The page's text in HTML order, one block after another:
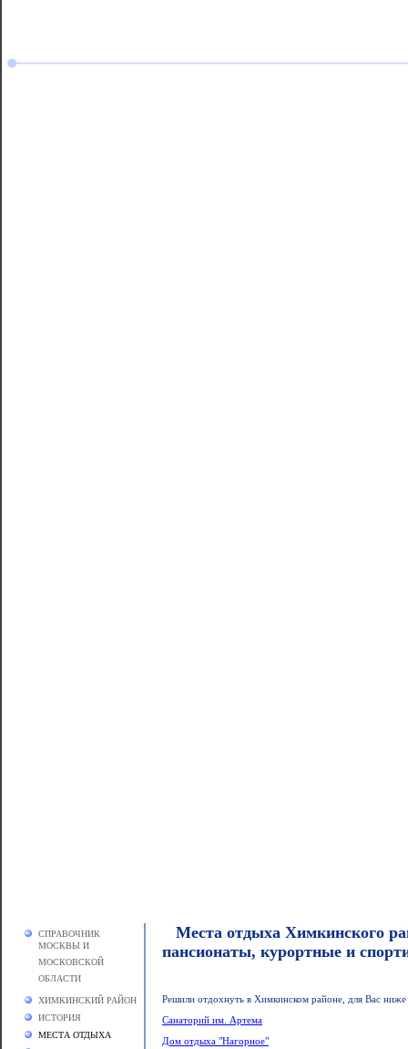
СПРАВОЧНИК
МОСКВЫ И
МОСКОВСКОЙ
ОБЛАСТИ
ХИМКИНСКИЙ РАЙОН
ИСТОРИЯ
МЕСТА ОТДЫХА
Места отдыха Химкинского
пансионаты, курортные и
Решили отдохнуть в Химкинском районе, для Вас
Санаторий им. Артема
Дом отдыха "Нагорное"